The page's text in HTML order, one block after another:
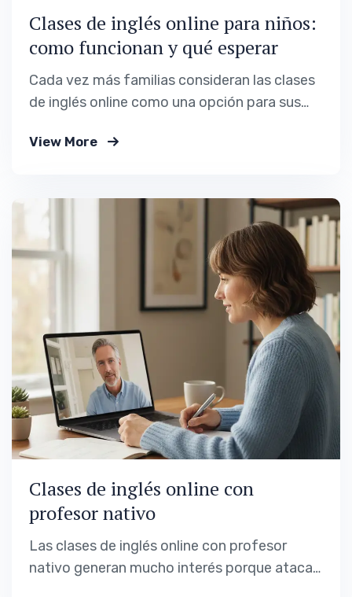
Clases de inglés online para niños:
como funcionan y qué esperar
Cada vez más familias consideran las clases
de inglés online como una opción para sus
comodidad o por no encontrar una
habitual incluso en edades tempranas. Sin
embargo, no todas…
View More
Clases de inglés online con
profesor nativo
Las clases de inglés online con profesor
nativo generan mucho interés porque atacan